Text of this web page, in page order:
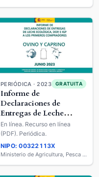
PERIÓDICA · 2023 GRATUITA
Informe de
Declaraciones de
Entregas de Leche
Ecológica, DOP E IGP a
los Primeros
Compradores : Ovino y
Caprino
En línea. Recurso en línea
(PDF). Periódica.
NIPO: 00322113X
Ministerio de Agricultura, Pesca y Alimentación